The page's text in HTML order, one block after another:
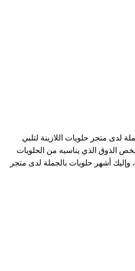
لدى متجر حلويات اللازينة لتلبي
الذوق الذي يناسبه من الحلويات
وإليك أشهر حلويات بالجملة لدى متجر